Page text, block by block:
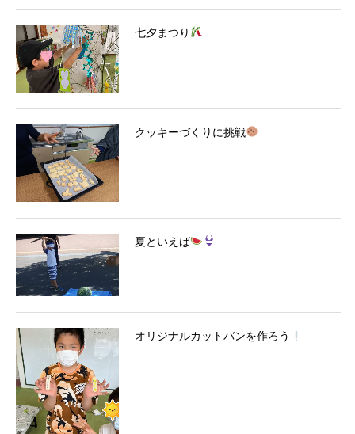
七夕まつり
クッキーづくりに挑戦
夏といえば
オリジナルカットバンを作ろう